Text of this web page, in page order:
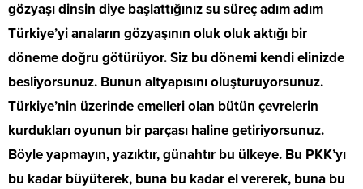
gözyaşı dinsin diye başlattığınız su süreç adım adım
Türkiye’yi anaların gözyaşının oluk oluk aktığı bir
döneme doğru götürüyor. Siz bu dönemi kendi elinizde
besliyorsunuz. Bunun altyapısını oluşturuyorsunuz.
Türkiye’nin üzerinde emelleri olan bütün çevrelerin
kurdukları oyunun bir parçası haline getiriyorsunuz.
Böyle yapmayın, yazıktır, günahtır bu ülkeye. Bu PKK’yı
bu kadar büyüterek, buna bu kadar el vererek, buna bu